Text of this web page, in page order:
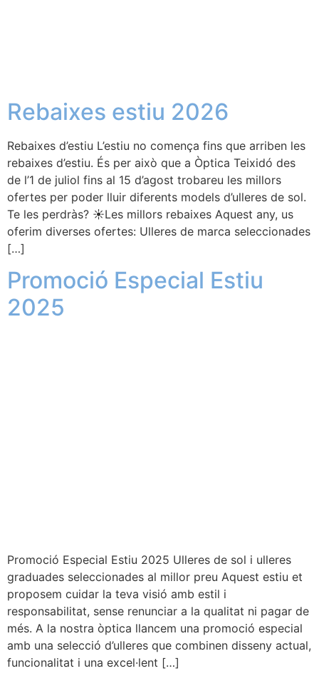
Rebaixes estiu 2026
Rebaixes d’estiu L’estiu no comença fins que arriben les
rebaixes d’estiu. És per això que a Òptica Teixidó des
de l’1 de juliol fins al 15 d’agost trobareu les millors
ofertes per poder lluir diferents models d’ulleres de sol.
Te les perdràs? ☀️Les millors rebaixes Aquest any, us
oferim diverses ofertes: Ulleres de marca seleccionades
[…]
Promoció Especial Estiu
2025
Promoció Especial Estiu 2025 Ulleres de sol i ulleres
graduades seleccionades al millor preu Aquest estiu et
proposem cuidar la teva visió amb estil i
responsabilitat, sense renunciar a la qualitat ni pagar de
més. A la nostra òptica llancem una promoció especial
amb una selecció d’ulleres que combinen disseny actual,
funcionalitat i una excel·lent […]